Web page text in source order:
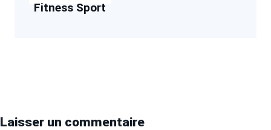
Fitness Sport
Laisser un commentaire